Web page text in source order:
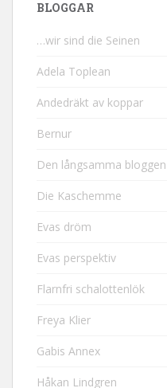
BLOGGAR
…wir sind die Seinen
Adela Toplean
Andedräkt av koppar
Bernur
Den långsamma bloggen
Die Kaschemme
Evas dröm
Evas perspektiv
Flarnfri schalottenlök
Freya Klier
Gabis Annex
Håkan Lindgren